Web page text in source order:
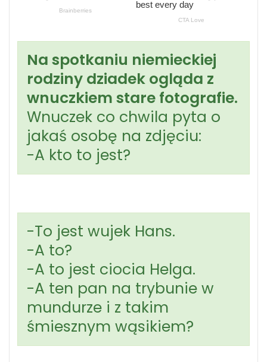
Na spotkaniu niemieckiej
rodziny dziadek ogląda z
wnuczkiem stare fotografie.
Wnuczek co chwila pyta o
jakaś osobę na zdjęciu:
-A kto to jest?
-To jest wujek Hans.
-A to?
-A to jest ciocia Helga.
-A ten pan na trybunie w
mundurze i z takim
śmiesznym wąsikiem?